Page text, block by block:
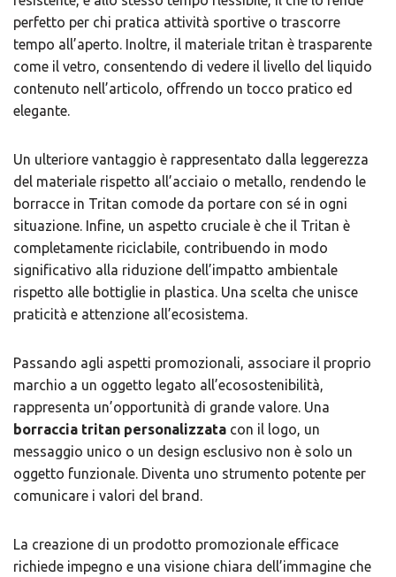
perfetto per chi pratica attività sportive o trascorre
tempo all’aperto. Inoltre, il materiale tritan è trasparente
come il vetro, consentendo di vedere il livello del liquido
contenuto nell’articolo, offrendo un tocco pratico ed
elegante.
Un ulteriore vantaggio è rappresentato dalla leggerezza
del materiale rispetto all’acciaio o metallo, rendendo le
borracce in Tritan comode da portare con sé in ogni
situazione. Infine, un aspetto cruciale è che il Tritan è
completamente riciclabile, contribuendo in modo
significativo alla riduzione dell’impatto ambientale
rispetto alle bottiglie in plastica. Una scelta che unisce
praticità e attenzione all’ecosistema.
Passando agli aspetti promozionali, associare il proprio
marchio a un oggetto legato all’ecosostenibilità,
rappresenta un’opportunità di grande valore. Una
borraccia tritan personalizzata con il logo, un
messaggio unico o un design esclusivo non è solo un
oggetto funzionale. Diventa uno strumento potente per
comunicare i valori del brand.
La creazione di un prodotto promozionale efficace
richiede impegno e una visione chiara dell’immagine che